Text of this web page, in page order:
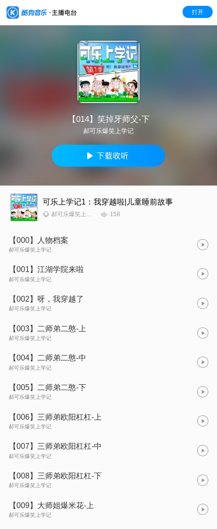
打开
【014】笑掉牙师父-下
郝可乐爆笑上学记
可乐上学记1：我穿越啦|儿童睡前故事
158
【000】人物档案
郝可乐爆笑上学记
【001】江湖学院来啦
郝可乐爆笑上学记
【002】呀，我穿越了
郝可乐爆笑上学记
【003】二师弟二憨-上
郝可乐爆笑上学记
【004】二师弟二憨-中
郝可乐爆笑上学记
【005】二师弟二憨-下
郝可乐爆笑上学记
【006】三师弟欧阳杠杠-上
郝可乐爆笑上学记
【007】三师弟欧阳杠杠-中
郝可乐爆笑上学记
【008】三师弟欧阳杠杠-下
郝可乐爆笑上学记
【009】大师姐爆米花-上
郝可乐爆笑上学记